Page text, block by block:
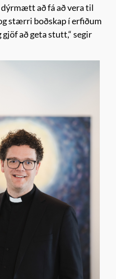
að fá að vera til
stærri boðskap í erfiðum
að geta stutt,“ segir